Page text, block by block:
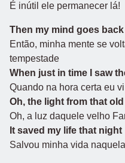
É inútil ele permanecer lá!
Then my mind goes
Então, minha mente se
tempestade
When just in time I saw
Quando na hora certa eu
Oh, the light from that
Oh, a luz daquele velho
It saved my life that night
Salvou minha vida